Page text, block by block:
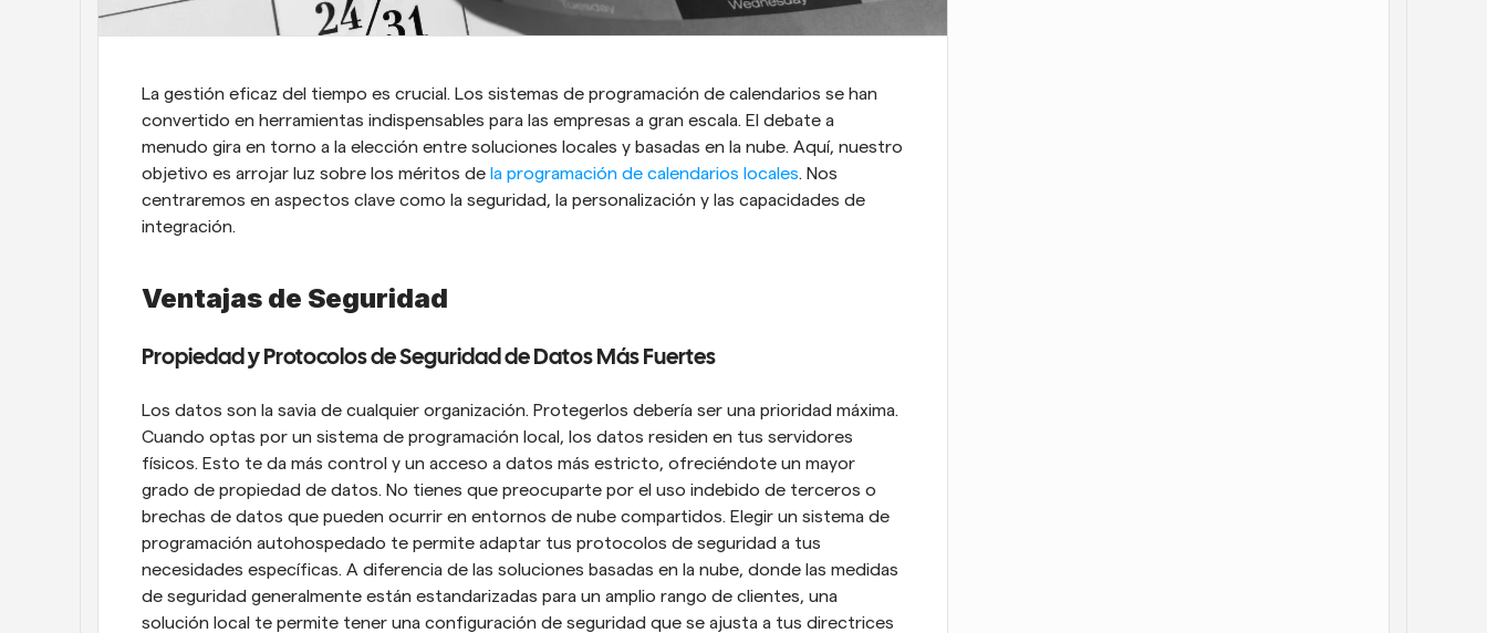
La gestión eficaz del tiempo es crucial. Los sistemas de programación de calendarios se han
convertido en herramientas indispensables para las empresas a gran escala. El debate a
menudo gira en torno a la elección entre soluciones locales y basadas en la nube. Aquí, nuestro
objetivo es arrojar luz sobre los méritos de la programación de calendarios locales. Nos
centraremos en aspectos clave como la seguridad, la personalización y las capacidades de
integración.
Ventajas de Seguridad
Propiedad y Protocolos de Seguridad de Datos Más Fuertes
Los datos son la savia de cualquier organización. Protegerlos debería ser una prioridad máxima.
Cuando optas por un sistema de programación local, los datos residen en tus servidores
físicos. Esto te da más control y un acceso a datos más estricto, ofreciéndote un mayor
grado de propiedad de datos. No tienes que preocuparte por el uso indebido de terceros o
brechas de datos que pueden ocurrir en entornos de nube compartidos. Elegir un sistema de
programación autohospedado te permite adaptar tus protocolos de seguridad a tus
necesidades específicas. A diferencia de las soluciones basadas en la nube, donde las medidas
de seguridad generalmente están estandarizadas para un amplio rango de clientes, una
solución local te permite tener una configuración de seguridad que se ajusta a tus directrices